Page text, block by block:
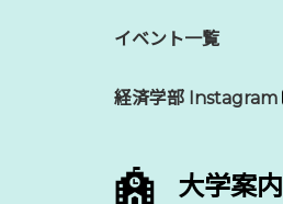
イベント一覧
経済学部 Instagram
大学案内